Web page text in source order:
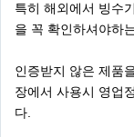
특히 해외에서 빙수
을 꼭 확인하셔야하
인증받지 않은 제품
장에서 사용시 영업
다.